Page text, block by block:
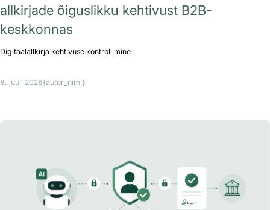
allkirjade õiguslikku kehtivust B2B-
keskkonnas
Digitaalallkirja kehtivuse kontrollimine
8. juuli 2026{autor_nimi}